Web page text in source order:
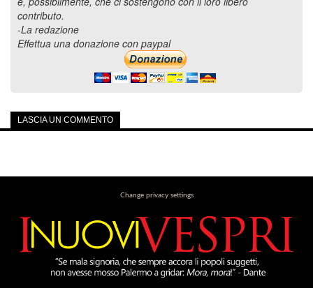
contributo.
-La redazione
Effettua una donazione con paypal
LASCIA UN COMMENTO
Change privacy settings